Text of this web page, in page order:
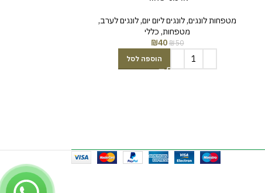
מטפחות לונגים,לונגים ליום יום,לונגים לערב,
מטפחות, כללי
₪50
₪40
הוספה לסל